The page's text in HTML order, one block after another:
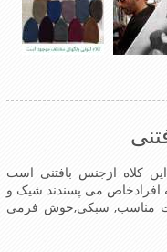
کلاه ازجنس بافتنی است
افرادخاص می پسندند شیک و
مناسب, سبکی,خوش فرمی